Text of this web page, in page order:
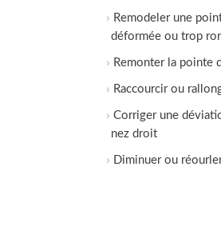
Remodeler une
déformée ou trop
Remonter la pointe
Raccourcir ou
Corriger une
nez droit
Diminuer ou